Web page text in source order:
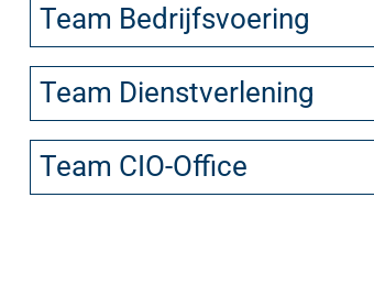
Team Bedrijfsvoering
Team Dienstverlening
Team CIO-Office